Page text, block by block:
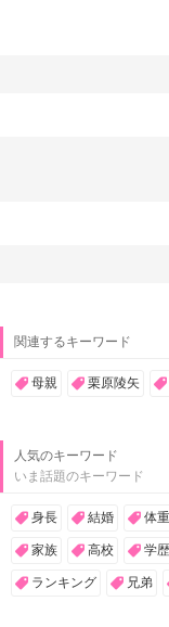
関連するキーワード
母親 栗原陵矢
人気のキーワード
いま話題のキーワード
身長 結婚 体重
家族 高校 学歴
ランキング 兄弟